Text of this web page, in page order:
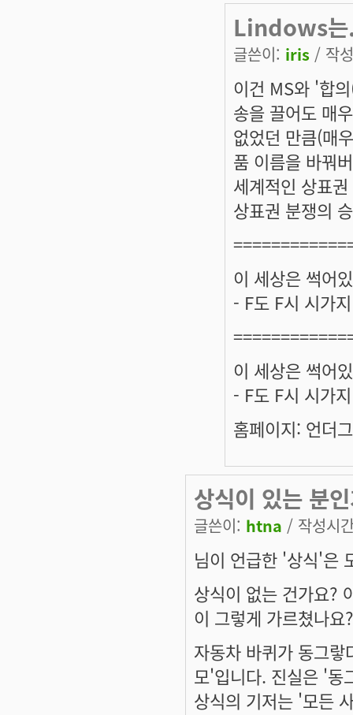
Lindows
글쓴이: iris / 작
이건 MS와 '합
송을 끌어도 매
없었던 만큼(매
품 이름을 바꿔
세계적인 상표
상표권 분쟁의
이 세상은 썩어
- F도 F시 시가
이 세상은 썩어
- F도 F시 시가
홈페이지: 언더
상식이 있는 분
글쓴이: htna / 작성시
님이 언급한 '상식'은
상식이 없는 건가요?
이 그렇게 가르쳤나요?
자동차 바퀴가 동그
모'입니다. 진실은 '동
상식의 기저는 '모든